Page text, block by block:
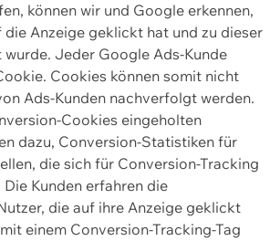
können wir und Google erkennen,
die Anzeige geklickt hat und zu dieser
Jeder Google Ads-Kunde
Cookies können somit nicht
Ads-Kunden nachverfolgt werden.
Cookies eingeholten
dazu, Conversion-Statistiken für
die sich für Conversion-Tracking
Kunden erfahren die
die auf ihre Anzeige geklickt
einem Conversion-Tracking-Tag